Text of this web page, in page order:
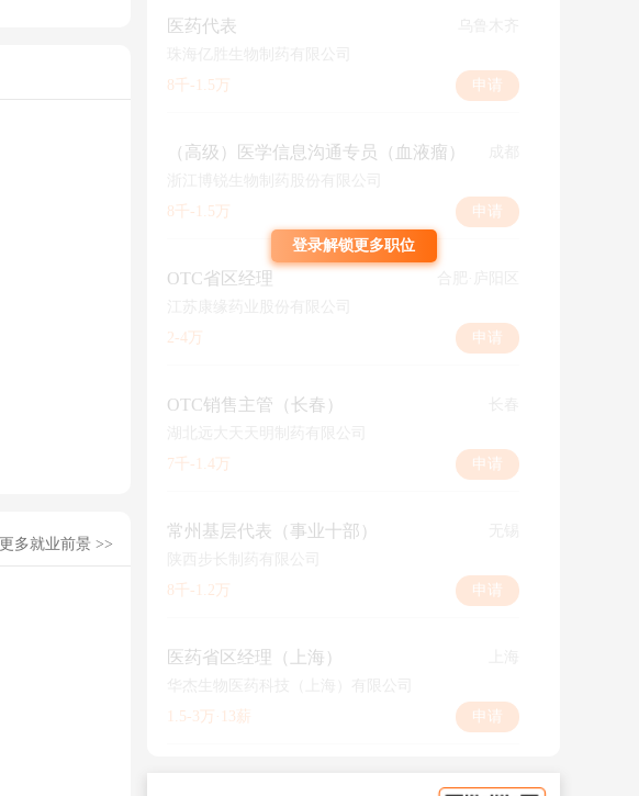
更多就业前景 >>
医药代表
8千-1.5万
申请
（高级）医学信息沟通专员（血液瘤）
8千-1.5万
申请
OTC省区经理
2-4万
申请
OTC销售主管（长春）
7千-1.4万
申请
常州基层代表（事业十部）
8千-1.2万
申请
医药省区经理（上海）
1.5-3万·13薪
申请
登录解锁更多职位